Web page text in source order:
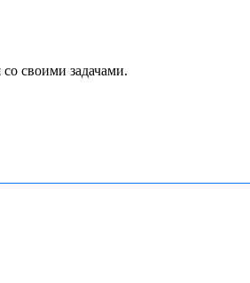
своими задачами.